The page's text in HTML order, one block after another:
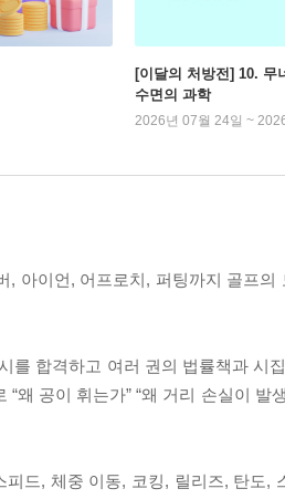
[이달의 처방전] 10. 무
수면의 과학
2026년 07월 24일 ~
아이언, 어프로치, 퍼팅까지 골프의
를 합격하고 여러 권의 법률책과 시
공이 휘는가” “왜 거리 손실이 발
드, 체중 이동, 코킹, 릴리즈, 탄도,